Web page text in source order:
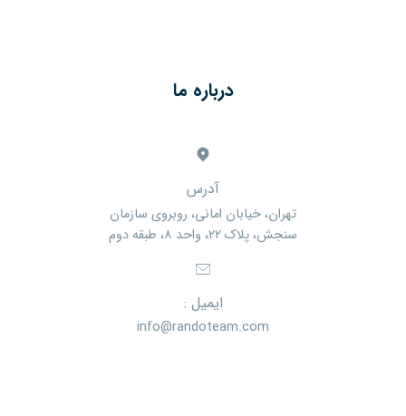
درباره ما
آدرس
تهران، خیابان امانی، روبروی سازمان
سنجش، پلاک ۲۲، واحد ۸، طبقه دوم
ایمیل :
info@randoteam.com